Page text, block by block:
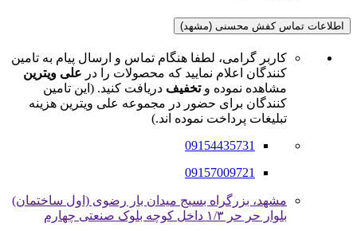
اطلاعات تماس کفش محسنی (مشهد)
کاربر گرامی، لطفا هنگام تماس و ارسال پیام به تامین
کنندگان اعلام نمایید که محصولات را در علی ویترین
مشاهده نموده وتخفیف دریافت کنید. (این تامین
کنندگان برای حضور در مجموعه علی ویترین هزینه
تبلیغات پرداخت نموده اند.)
09154435731
09157009721
مشهد، بزرگراه بسیج میدان بار رضوی (اول ساختمان)
بلوار حر حر ۱/۳ داخل کوچه بلوک صنعتی چهارم